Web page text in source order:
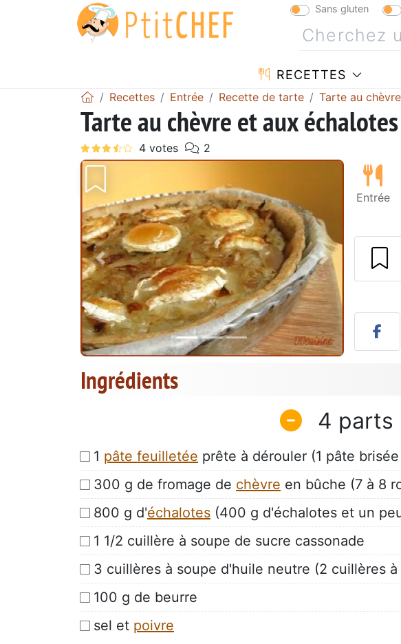
Sans gluten
RECETTES
Recettes Entrée Recette de tarte Tarte au chèvre
Tarte au chèvre et aux
Précédent Suivant
Entrée
Ingrédients
4
1 pâte feuilletée prête à dérouler (1 pâte
300 g de fromage de chèvre en bûche (7 à 8
800 g d'échalotes (400 g d'échalotes et un
1 1/2 cuillère à soupe de sucre cassonade
3 cuillères à soupe d'huile neutre (2 cuillères à
100 g de beurre
sel et poivre